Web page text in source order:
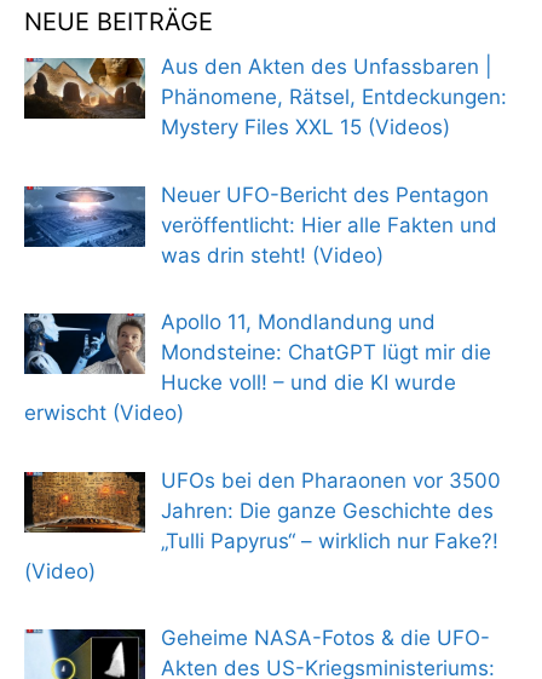
NEUE BEITRÄGE
Aus den Akten des Unfassbaren |
Phänomene, Rätsel, Entdeckungen:
Mystery Files XXL 15 (Videos)
Neuer UFO-Bericht des Pentagon
veröffentlicht: Hier alle Fakten und
was drin steht! (Video)
Apollo 11, Mondlandung und
Mondsteine: ChatGPT lügt mir die
Hucke voll! – und die KI wurde
erwischt (Video)
UFOs bei den Pharaonen vor 3500
Jahren: Die ganze Geschichte des
„Tulli Papyrus“ – wirklich nur Fake?!
(Video)
Geheime NASA-Fotos & die UFO-
Akten des US-Kriegsministeriums: